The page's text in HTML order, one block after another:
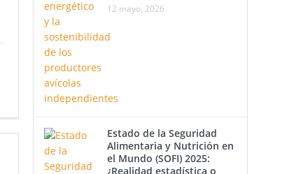
12 mayo, 2026
Estado de la Seguridad
Alimentaria y Nutrición en
el Mundo (SOFI) 2025:
¿Realidad estadística o